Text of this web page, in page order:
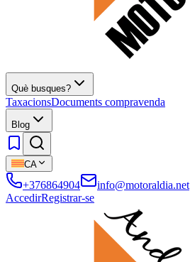
Què busques?
TaxacionsDocuments compravenda
Blog
CA
+376864904
info@motoraldia.net
AccedirRegistrar-se